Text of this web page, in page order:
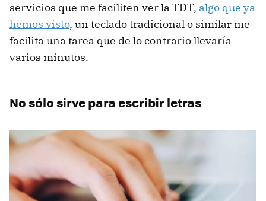
servicios que me faciliten ver la TDT, algo que ya
hemos visto, un teclado tradicional o similar me
facilita una tarea que de lo contrario llevaría
varios minutos.
No sólo sirve para escribir letras